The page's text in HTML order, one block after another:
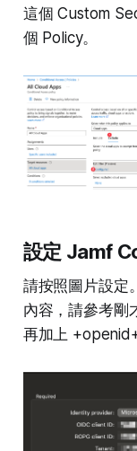
這個 Custom
個 Policy。
設定 Jamf
請按照圖片設定
內容，請參考剛
再加上